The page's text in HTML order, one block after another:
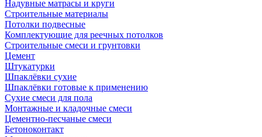
Надувные матрасы и круги
Строительные материалы
Потолки подвесные
Комплектующие для реечных потолков
Строительные смеси и грунтовки
Цемент
Штукатурки
Шпаклёвки сухие
Шпаклёвки готовые к применению
Сухие смеси для пола
Монтажные и кладочные смеси
Цементно-песчаные смеси
Бетоноконтакт